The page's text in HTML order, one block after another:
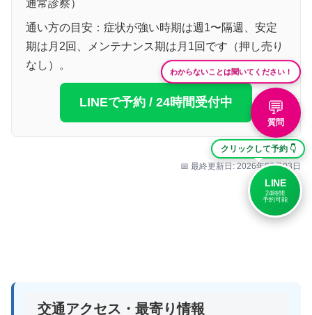
通常診察）
通い方の目安：症状が強い時期は週1〜隔週、安定
期は月2回、メンテナンス期は月1回です（押し売り
なし）。
LINEで予約 / 24時間受付中
📅 最終更新日: 2026年07月03日
交通アクセス・最寄り情報
わからないことは聞いてください！
💬
質問
クリックして予約 👇
LINE
24時間
予約可能